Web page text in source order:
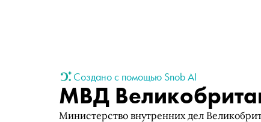
Создано с помощью Snob AI
МВД
Министерство внутренних дел